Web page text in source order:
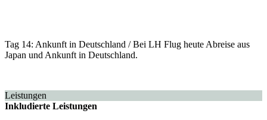
Tag 14: Ankunft in Deutschland / Bei LH Flug heute Abreise aus
Japan und Ankunft in Deutschland.
Leistungen
Inkludierte Leistungen